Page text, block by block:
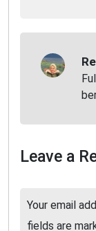
Leave a
Your email
fields are